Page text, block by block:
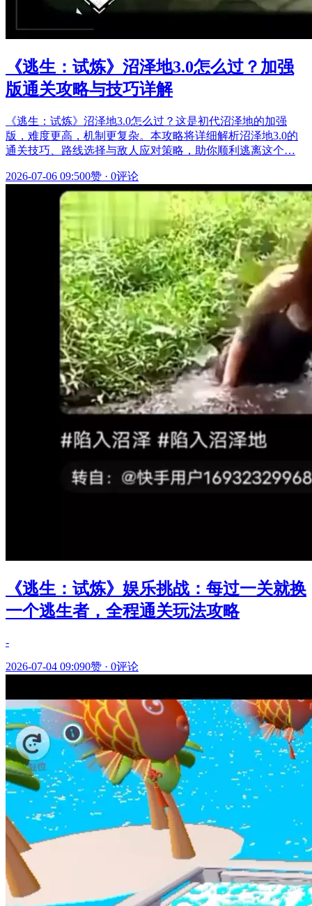
《逃生：试炼》沼泽地3.0怎么过？加强
版通关攻略与技巧详解
《逃生：试炼》沼泽地3.0怎么过？这是初代沼泽地的加强
版，难度更高，机制更复杂。本攻略将详细解析沼泽地3.0的
通关技巧、路线选择与敌人应对策略，助你顺利逃离这个…
2026-07-06 09:500赞 · 0评论
《逃生：试炼》娱乐挑战：每过一关就换
一个逃生者，全程通关玩法攻略
-
2026-07-04 09:090赞 · 0评论